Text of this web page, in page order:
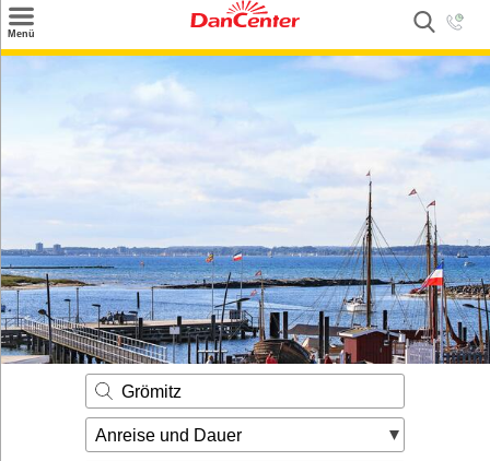
Menü
Kontakt
Gut zu wissen
Login
Grömitz
Anreise und Dauer